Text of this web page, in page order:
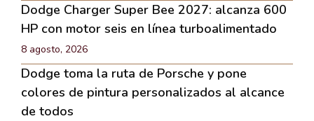
Dodge Charger Super Bee 2027: alcanza 600
HP con motor seis en línea turboalimentado
8 agosto, 2026
Dodge toma la ruta de Porsche y pone
colores de pintura personalizados al alcance
de todos